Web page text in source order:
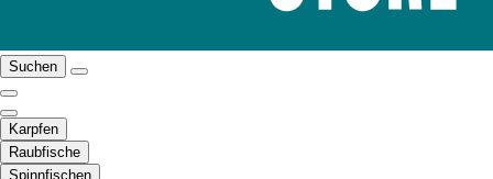
Suchen
Karpfen
Raubfische
Spinnfischen